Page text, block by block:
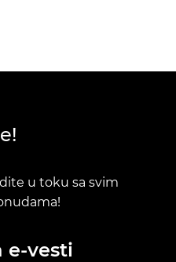
u toku sa svim
e-vesti